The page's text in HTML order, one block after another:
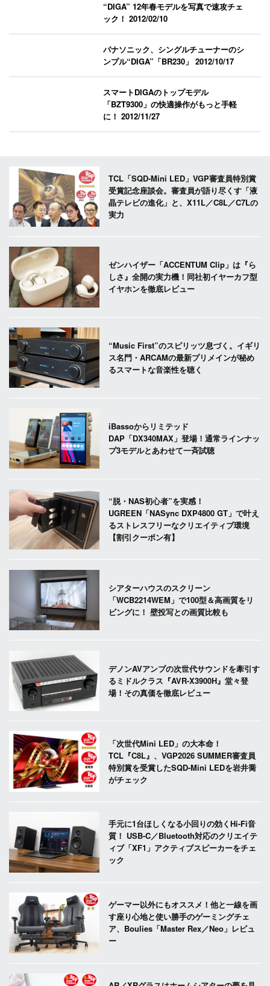
“DIGA” 12年春モデルを写真で速攻チェ
ック！2012/02/10
パナソニック、シングルチューナーのシ
ンプル“DIGA”「BR230」2012/10/17
スマートDIGAのトップモデル
「BZT9300」の快適操作がもっと手軽
に！2012/11/27
TCL「SQD-Mini LED」VGP審査員特別賞
受賞記念座談会。審査員が語り尽くす「液
晶テレビの進化」と、X11L／C8L／C7Lの
実力
ゼンハイザー「ACCENTUM Clip」は『ら
しさ』全開の実力機！同社初イヤーカフ型
イヤホンを徹底レビュー
“Music First”のスピリッツ息づく。イギリ
ス名門・ARCAMの最新プリメインが秘め
るスマートな音楽性を聴く
iBassoからリミテッド
DAP「DX340MAX」登場！通常ラインナッ
プ3モデルとあわせて一斉試聴
“脱・NAS初心者”を実感！
UGREEN「NASync DXP4800 GT」で叶え
るストレスフリーなクリエイティブ環境
【割引クーポン有】
シアターハウスのスクリーン
「WCB2214WEM」で100型＆高画質をリ
ビングに！ 壁投写との画質比較も
デノンAVアンプの次世代サウンドを牽引す
るミドルクラス『AVR-X3900H』堂々登
場！その真価を徹底レビュー
「次世代Mini LED」の大本命！
TCL『C8L』、VGP2026 SUMMER審査員
特別賞を受賞したSQD-Mini LEDを岩井喬
がチェック
手元に1台ほしくなる小回りの効くHi-Fi音
質！ USB-C／Bluetooth対応のクリエイテ
ィブ「XF1」アクティブスピーカーをチェ
ック
ゲーマー以外にもオススメ！他と一線を画
す座り心地と使い勝手のゲーミングチェ
ア、Boulies「Master Rex／Neo」レビュ
ー